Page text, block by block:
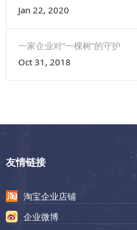
Jan 22, 2020
一家企业对“一棵树”的守护
Oct 31, 2018
友情链接
淘宝企业店铺
企业微博